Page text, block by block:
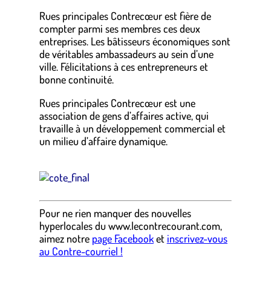
Rues principales Contrecœur est fière de
compter parmi ses membres ces deux
entreprises. Les bâtisseurs économiques sont
de véritables ambassadeurs au sein d’une
ville. Félicitations à ces entrepreneurs et
bonne continuité.
Rues principales Contrecœur est une
association de gens d’affaires active, qui
travaille à un développement commercial et
un milieu d’affaire dynamique.
Pour ne rien manquer des nouvelles
hyperlocalesdu www.lecontrecourant.com,
aimez notre page Facebooket inscrivez-vous
au Contre-courriel !